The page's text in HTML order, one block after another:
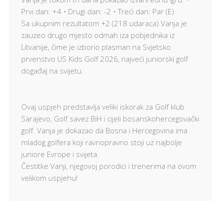
Prvi dan: +4 • Drugi dan: -2 • Treći dan: Par (E)
Sa ukupnim rezultatom +2 (218 udaraca) Vanja je
zauzeo drugo mjesto odmah iza pobjednika iz
Litvanije, čime je izborio plasman na Svjetsko
prvenstvo US Kids Golf 2026, najveći juniorski golf
događaj na svijetu.
Ovaj uspjeh predstavlja veliki iskorak za Golf klub
Sarajevo, Golf savez BiH i cijeli bosanskohercegovački
golf. Vanja je dokazao da Bosna i Hercegovina ima
mladog golfera koji ravnopravno stoji uz najbolje
juniore Evrope i svijeta.
Čestitke Vanji, njegovoj porodici i trenerima na ovom
velikom uspjehu!